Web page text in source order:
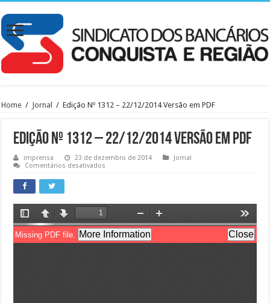
Home / Jornal / Edição Nº 1312 – 22/12/2014 Versão em PDF
Edição Nº 1312 – 22/12/2014 Versão em PDF
imprensa 23 de dezembro de 2014
Jornal
Comentários desativados
22/12/2014
em
PDF